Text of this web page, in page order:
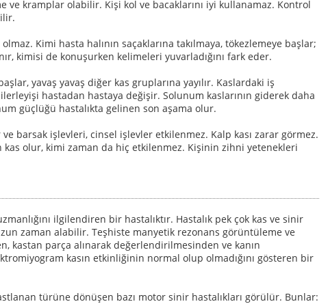
ve kramplar olabilir. Kişi kol ve bacaklarını iyi kullanamaz. Kontrol
Kimi hasta halının saçaklarına takılmaya, tökezlemeye başlar;
kimisi de konuşurken kelimeleri yuvarladığını fark eder.
yavaş yavaş diğer kas gruplarına yayılır. Kaslardaki iş
hastadan hastaya değişir. Solunum kaslarının giderek daha
güçlüğü hastalıkta gelinen son aşama olur.
barsak işlevleri, cinsel işlevler etkilenmez. Kalp kası zarar görmez.
kas olur, kimi zaman da hiç etkilenmez. Kişinin zihni yetenekleri
ilgilendiren bir hastalıktır. Hastalık pek çok kas ve sinir
zaman alabilir. Teşhiste manyetik rezonans görüntüleme ve
kastan parça alınarak değerlendirilmesinden ve kanın
kasın etkinliğinin normal olup olmadığını gösteren bir
türüne dönüşen bazı motor sinir hastalıkları görülür. Bunlar: